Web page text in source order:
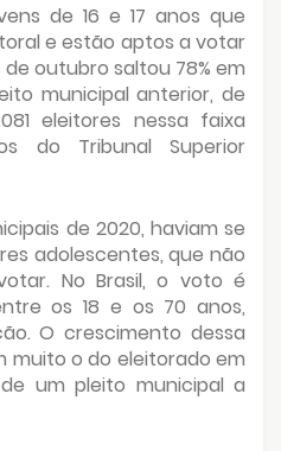
de 16 e 17 anos que
e estão aptos a votar
outubro saltou 78% em
municipal anterior, de
eleitores nessa faixa
do Tribunal Superior
de 2020, haviam se
adolescentes, que não
No Brasil, o voto é
os 18 e os 70 anos,
O crescimento dessa
muito o do eleitorado em
um pleito municipal a